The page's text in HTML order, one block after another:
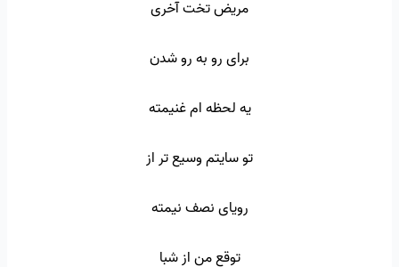
مریض تخت آخری
برای رو به رو شدن
یه لحظه ام غنیمته
تو سایتم وسیع تر از
رویای نصف نیمته
توقع من از شبا